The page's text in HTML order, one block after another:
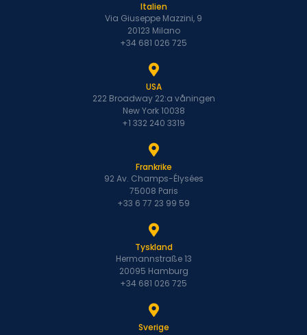
Italien
Via Giuseppe Mazzini, 9
20123 Milano
+34 681 026 725
USA
222 Broadway 22:a våningen
New York 10038
+1 332 240 3319
Frankrike
92 Av. Champs-Élysées
75008 Paris
+33 6 77 23 99 59
Tyskland
Hermannstraße 13
20095 Hamburg
+34 681 026 725
Sverige